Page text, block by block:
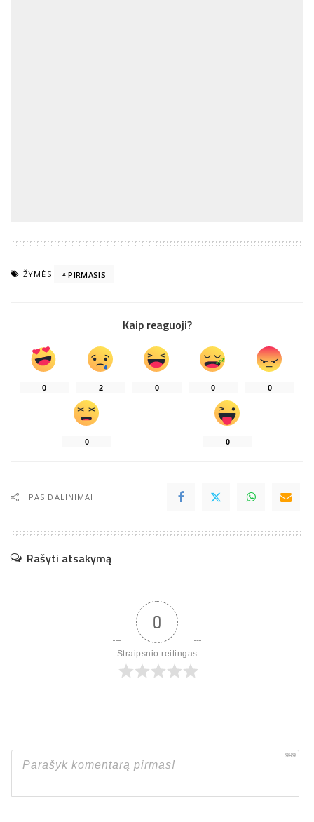
ŽYMĖS PIRMASIS
Kaip reaguoji?
0 2 0 0 0
0 0
PASIDALINIMAI
Rašyti atsakymą
0
Straipsnio reitingas
999